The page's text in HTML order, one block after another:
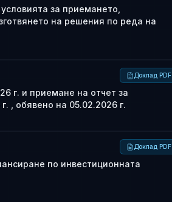
за приемането,
на решения по реда на
Доклад PDF
г. и приемане на отчет за
, обявено на 05.02.2026 г.
Доклад PDF
по инвестиционната